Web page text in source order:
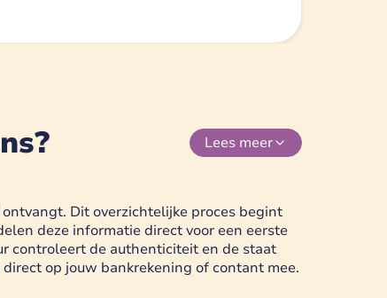
Lees meer
Dit overzichtelijke proces begint
deze informatie direct voor een eerste
controleert de authenticiteit en de staat
op jouw bankrekening of contant mee.